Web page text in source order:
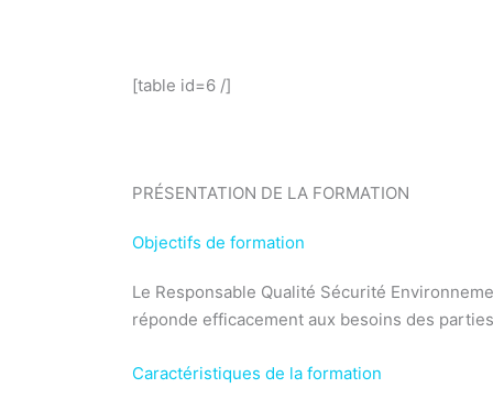
[table id=6 /]
PRÉSENTATION DE LA FORMATION
Objectifs de formation
Le Responsable Qualité Sécurité
réponde efficacement aux besoins des
Caractéristiques de la formation